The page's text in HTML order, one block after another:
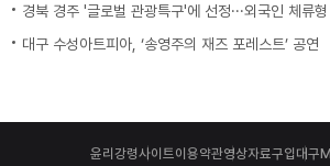
경북 경주 '글로벌 관광특구'에 선정···외국인 체류
대구 수성아트피아, ‘송영주의 재즈 포레스트’ 공연
윤리강령사이트이용약관영상자료구입 대구